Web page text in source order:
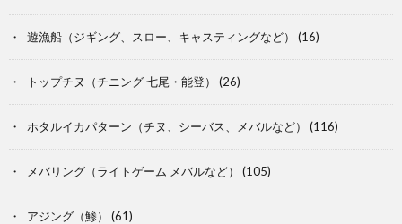
遊漁船（ジギング、スロー、キャスティングなど） (16)
トップチヌ（チニング 七尾・能登） (26)
ホタルイカパターン（チヌ、シーバス、メバルなど） (116)
メバリング（ライトゲーム メバルなど） (105)
アジング（鯵） (61)